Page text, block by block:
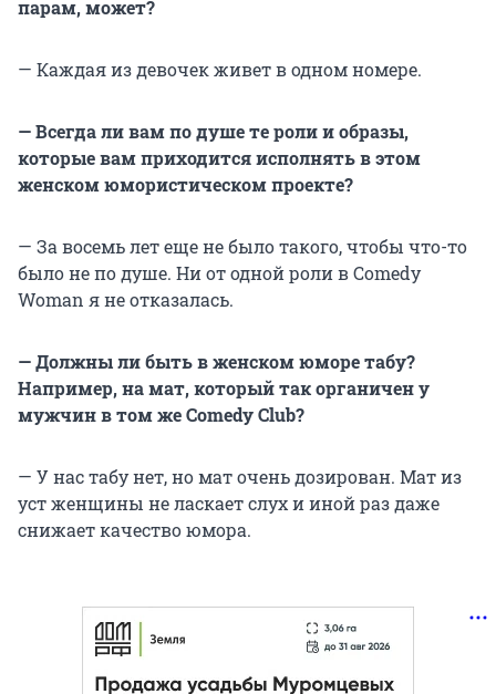
парам, может?
— Каждая из девочек живет в одном номере.
— Всегда ли вам по душе те роли и образы,
которые вам приходится исполнять в этом
женском юмористическом проекте?
— За восемь лет еще не было такого, чтобы что-то
было не по душе. Ни от одной роли в Comedy
Woman я не отказалась.
— Должны ли быть в женском юморе табу?
Например, на мат, который так органичен у
мужчин в том же Comedy Club?
— У нас табу нет, но мат очень дозирован. Мат из
уст женщины не ласкает слух и иной раз даже
снижает качество юмора.